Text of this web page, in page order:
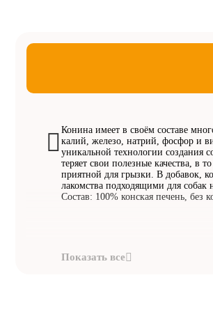
Конина имеет в своём составе
калий, железо, натрий, фосфор и
уникальной технологии создания
теряет свои полезные качества, в
приятной для грызки. В добавок,
лакомства подходящими для собак
Состав: 100% конская печень, без